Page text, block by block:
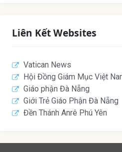
Liên Kết Websites
Vatican News
Hội Đồng Giám Mục Việt
Giáo phận Đà Nẵng
Giới Trẻ Giáo Phận Đà Nẵng
Đền Thánh Anrê Phú Yên